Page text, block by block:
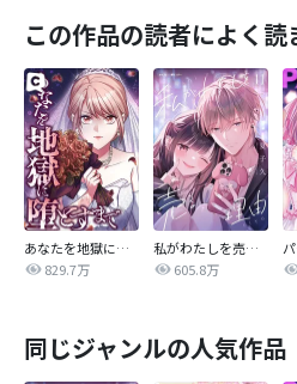
この作品の読者によく
あなたを地獄に堕とすまで
829.7万
私がわたしを売る理由
605.8万
同じジャンルの人気作品